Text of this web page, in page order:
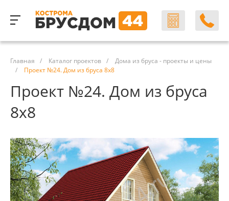
Главная / Каталог проектов /
Дома из бруса - проекты и цены
/
Проект №24. Дом из бруса 8х8
Проект №24. Дом из бруса
8х8